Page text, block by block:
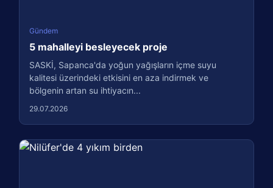
Gündem
5 mahalleyi besleyecek proje
SASKİ, Sapanca'da yoğun yağışların içme suyu
kalitesi üzerindeki etkisini en aza indirmek ve
bölgenin artan su ihtiyacın...
29.07.2026